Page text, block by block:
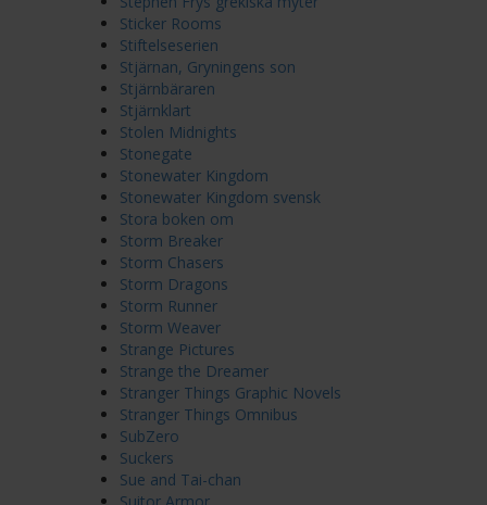
Sticker Rooms
Stiftelseserien
Stjärnan, Gryningens son
Stjärnbäraren
Stjärnklart
Stolen Midnights
Stonegate
Stonewater Kingdom
Stonewater Kingdom svensk
Stora boken om
Storm Breaker
Storm Chasers
Storm Dragons
Storm Runner
Storm Weaver
Strange Pictures
Strange the Dreamer
Stranger Things Graphic Novels
Stranger Things Omnibus
SubZero
Suckers
Sue and Tai-chan